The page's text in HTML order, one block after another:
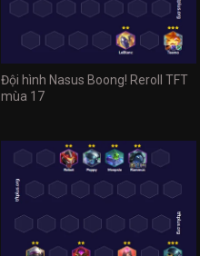
Đội hình Nasus Boong! Reroll TFT
mùa 17